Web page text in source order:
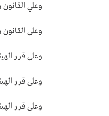
وعلي القانون رقم 45 لسنة 2014 بتنظيم مباشرة الحقوق
وعلى القانون رقم 198 لسنة 2017 في شأن الهيئة الوطنية
وعلى قرار الهيئة الوطنية
وعلى قرار الهيئة الوطنية